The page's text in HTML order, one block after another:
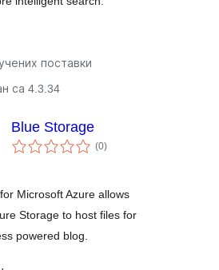
поставки
са 4.3.34
Blue Storage
(0укупних
оцена
)
Microsoft Azure allows
Storage to host files for
powered blog.